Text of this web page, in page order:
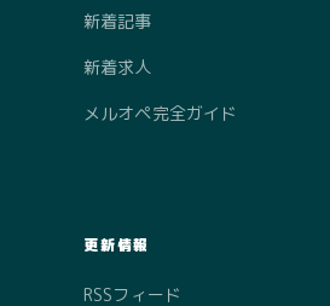
新着記事
新着求人
メルオペ完全ガイド
更新情報
RSSフィード